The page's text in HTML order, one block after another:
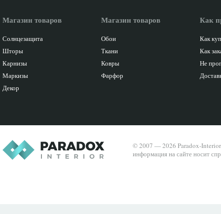
Магазин товаров
Солнцезащита
Шторы
Карнизы
Маркизы
Декор
Магазин товаров
Обои
Ткани
Ковры
Фарфор
Как
Как
Как
Не
© 2007 — 2026 Paradox-
информация на сайте носит